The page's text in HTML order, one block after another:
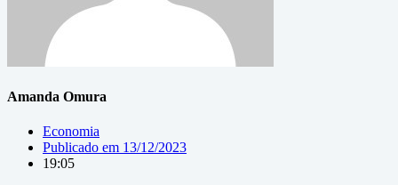
Amanda Omura
Economia
Publicado em 13/12/2023
19:05